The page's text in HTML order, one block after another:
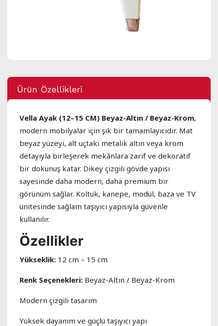
Ürün Özellikleri
Vella Ayak (12–15 CM) Beyaz-Altın / Beyaz-Krom,
modern mobilyalar için şık bir tamamlayıcıdır. Mat
beyaz yüzeyi, alt uçtaki metalik altın veya krom
detayıyla birleşerek mekânlara zarif ve dekoratif
bir dokunuş katar. Dikey çizgili gövde yapısı
sayesinde daha modern, daha premium bir
görünüm sağlar. Koltuk, kanepe, modül, baza ve TV
ünitesinde sağlam taşıyıcı yapısıyla güvenle
kullanılır.
Özellikler
Yükseklik: 12 cm – 15 cm
Renk Seçenekleri: Beyaz-Altın / Beyaz-Krom
Modern çizgili tasarım
Yüksek dayanım ve güçlü taşıyıcı yapı